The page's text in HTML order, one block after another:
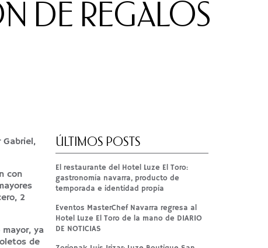
DE REGALOS
con
2
ya
de
ÚLTIMOS POSTS
El restaurante del Hotel Luze El Toro:
gastronomía navarra, producto de
temporada e identidad propia
Eventos MasterChef Navarra regresa al
Hotel Luze El Toro de la mano de DIARIO
DE NOTICIAS